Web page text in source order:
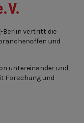
Berlin vertritt die
und
untereinander und
Forschung und